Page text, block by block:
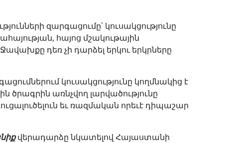
զարգացումը՝ կուսակցությունը
հայոց մշակութային
դեռ չի դարձել երկու երկրները
կուսակցությունը կողմնակից է
ծրագրին առնչվող լարվածությունը
եւ ռազմական որեւէ դիպաշար
վերադարձը նկատելով Հայաստանի